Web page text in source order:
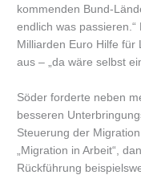
kommenden Bund-
endlich was
Milliarden Euro Hilfe
aus – „da wäre selbst
Söder forderte neben
besseren
Steuerung der
„Migration in Arbeit“,
Rückführung